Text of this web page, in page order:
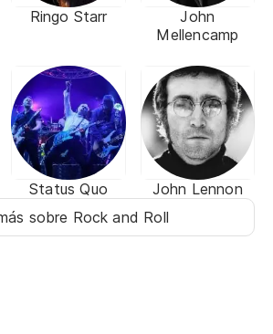
Ringo Starr
John
Mellencamp
Status Quo
John Lennon
sobre Rock and Roll